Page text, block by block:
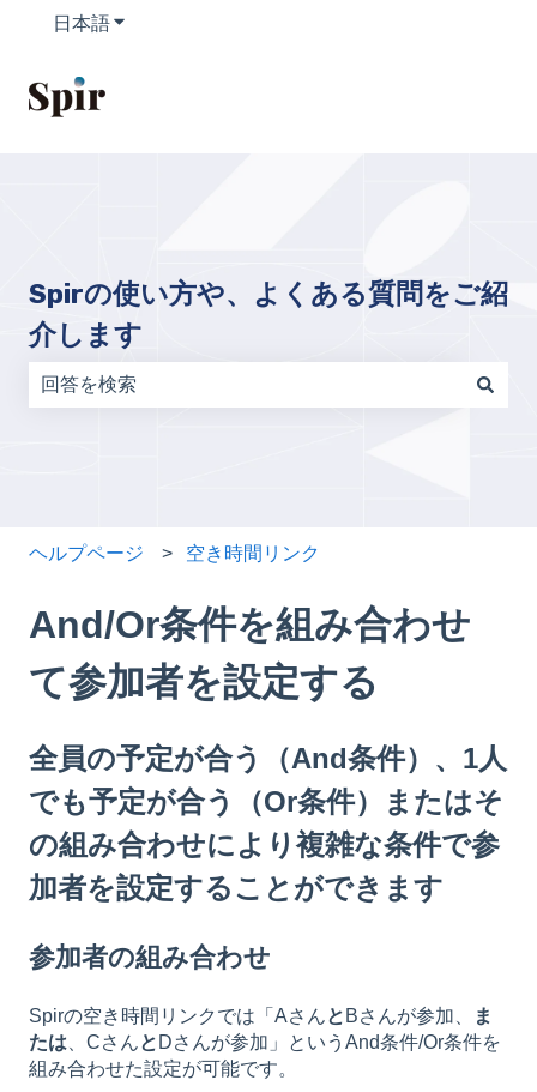
日本語翻訳のサブメニューを表示
Spirの使い方や、よくある質問をご紹
介します
ヘルプページ 空き時間リンク
And/Or条件を組み合わせ
て参加者を設定する
全員の予定が合う（And条件）、1人
でも予定が合う（Or条件）またはそ
の組み合わせにより複雑な条件で参
加者を設定することができます
参加者の組み合わせ
Spirの空き時間リンクでは「Aさんと Bさんが参加、
ま
たは 、Cさんと Dさんが参加」というAnd条件/Or条件を
組み合わせた設定が可能です。